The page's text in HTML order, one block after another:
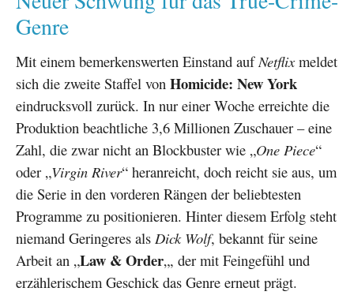
Genre
Mit einem bemerkenswerten Einstand aufNetflixmeldet
sich die zweite Staffel von Homicide: New York
eindrucksvoll zurück. In nur einer Woche erreichte die
Produktion beachtliche 3,6 Millionen Zuschauer – eine
Zahl, die zwar nicht an Blockbuster wie „One Piece“
oder „Virgin River“ heranreicht, doch reicht sie aus, um
die Serie in den vorderen Rängen der beliebtesten
Programme zu positionieren. Hinter diesem Erfolg steht
niemand Geringeres als Dick Wolf, bekannt für seine
Arbeit an „Law & Order„, der mit Feingefühl und
erzählerischem Geschick das Genre erneut prägt.